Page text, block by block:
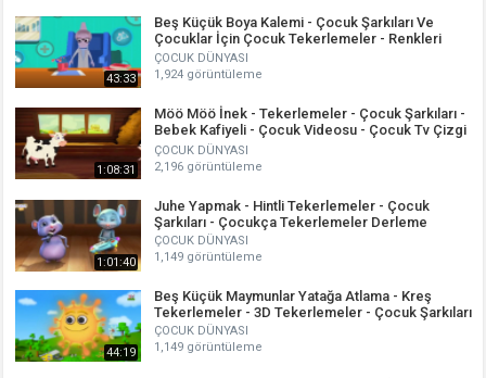
43:33
Beş Küçük Boya Kalemi - Çocuk Şarkıları Ve
Çocuklar İçin Çocuk Tekerlemeler - Renkleri
Öğrenme - Bebek Şarkıları
ÇOCUK DÜNYASI
1,924 görüntüleme
1:08:31
Möö Möö İnek - Tekerlemeler - Çocuk Şarkıları -
Bebek Kafiyeli - Çocuk Videosu - Çocuk Tv Çizgi
Film Videoları
ÇOCUK DÜNYASI
2,196 görüntüleme
1:01:40
Juhe Yapmak - Hintli Tekerlemeler - Çocuk
Şarkıları - Çocukça Tekerlemeler Derleme
ÇOCUK DÜNYASI
1,149 görüntüleme
44:19
Beş Küçük Maymunlar Yatağa Atlama - Kreş
Tekerlemeler - 3D Tekerlemeler - Çocuk Şarkıları
ÇOCUK DÜNYASI
1,149 görüntüleme